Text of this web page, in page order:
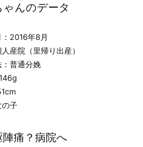
ゃんのデータ
2016年8月
産院（里帰り出産）
普通分娩
子
陣痛？病院へ